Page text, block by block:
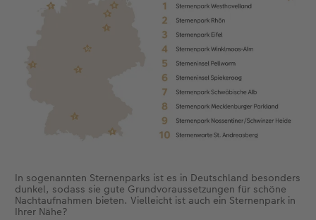
In sogenannten Sternenparks ist es in Deutschland besonders
dunkel, sodass sie gute Grundvoraussetzungen für schöne
Nachtaufnahmen bieten. Vielleicht ist auch ein Sternenpark in
Ihrer Nähe?